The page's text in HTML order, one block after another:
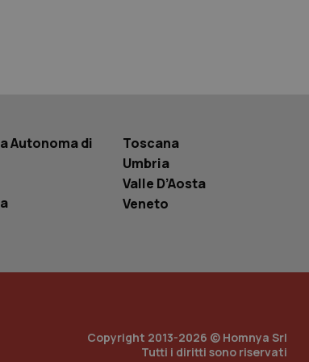
Autonoma di
Toscana
Umbria
Valle D’Aosta
Veneto
Copyright 2013-2026 © Homnya Srl
Tutti i diritti sono riservati